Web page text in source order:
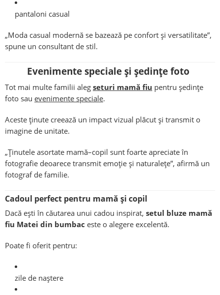
pantaloni casual
„Moda casual modernă se bazează pe confort și versatilitate”,
spune un consultant de stil.
Evenimente speciale și ședințe foto
Tot mai multe familii aleg seturi mamă fiu pentru ședințe
foto sau evenimente speciale.
Aceste ținute creează un impact vizual plăcut și transmit o
imagine de unitate.
„Ținutele asortate mamă–copil sunt foarte apreciate în
fotografie deoarece transmit emoție și naturalețe”, afirmă un
fotograf de familie.
Cadoul perfect pentru mamă și copil
Dacă ești în căutarea unui cadou inspirat, setul bluze mamă
fiu Matei din bumbac este o alegere excelentă.
Poate fi oferit pentru:
zile de naștere